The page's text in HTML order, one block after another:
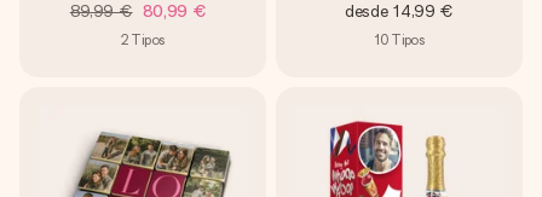
89,99 € 80,99 €
2 Tipos
desde 14,99 €
10 Tipos